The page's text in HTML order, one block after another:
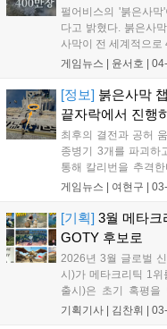
펄어비스의 '붉은사
다고 밝혔다. 붉은사
사막이 전 세계적으로
주신 모든 회색갈기
했다. 붉은사막은 출
게임뉴스 | 윤서호
[정보] 붉은사막
끝자락에서 진행
최후의 결전과 공허
종병기 3개를 파괴하
통해 칼리번을 추격
지정타 장벽을 배워
게임뉴스 | 여현구
[기획] 3월 메타크
GOTY 후보로
2026년 3월 글로벌
시)가 메타크리틱 1
출시)은 초기 혹평
AAA 게임의 주춧돌이
기획기사 | 김찬휘